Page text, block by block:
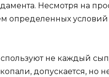
Несмотря на
определенных
не каждый
допускается, но